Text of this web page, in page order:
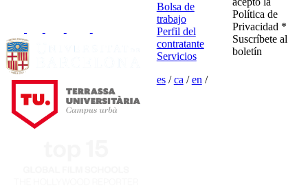
Bolsa de
trabajo
Perfil del
contratante
Servicios
es/ca /en /
Política de
Privacidad *
Suscríbete al
boletín